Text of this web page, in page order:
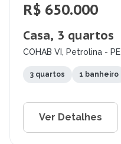
R$ 650.000
Casa, 3 quartos
COHAB VI, Petrolina - PE
3 quartos 1 banheiro
Ver Detalhes